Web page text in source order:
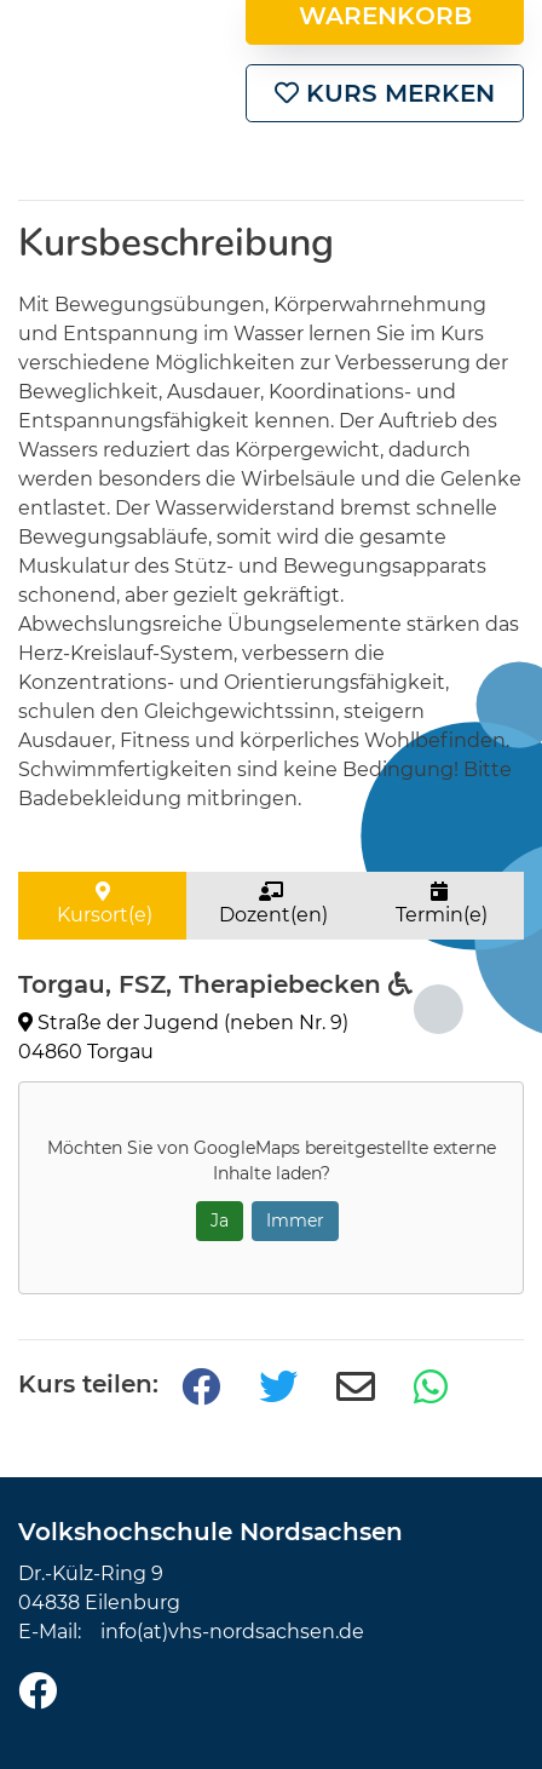
WARENKORB
KURS MERKEN
Kursbeschreibung
Mit Bewegungsübungen, Körperwahrnehmung
und Entspannung im Wasser lernen Sie im Kurs
verschiedene Möglichkeiten zur Verbesserung der
Beweglichkeit, Ausdauer, Koordinations- und
Entspannungsfähigkeit kennen. Der Auftrieb des
Wassers reduziert das Körpergewicht, dadurch
werden besonders die Wirbelsäule und die Gelenke
entlastet. Der Wasserwiderstand bremst schnelle
Bewegungsabläufe, somit wird die gesamte
Muskulatur des Stütz- und Bewegungsapparats
schonend, aber gezielt gekräftigt.
Abwechslungsreiche Übungselemente stärken das
Herz-Kreislauf-System, verbessern die
Konzentrations- und Orientierungsfähigkeit,
schulen den Gleichgewichtssinn, steigern
Ausdauer, Fitness und körperliches Wohlbefinden.
Schwimmfertigkeiten sind keine Bedingung! Bitte
Badebekleidung mitbringen.
Kursort(e) Dozent(en) Termin(e)
Torgau, FSZ, Therapiebecken
Straße der Jugend (neben Nr. 9)
04860 Torgau
Möchten Sie von GoogleMapsbereitgestellte externe
Inhalte laden?
Ja Immer
Kurs teilen:
Volkshochschule Nordsachsen
Dr.-Külz-Ring 9
04838 Eilenburg
E-Mail: info(at)vhs-nordsachsen.de